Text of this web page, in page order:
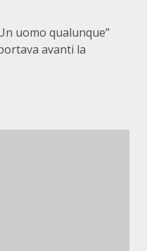
uomo qualunque”
avanti la